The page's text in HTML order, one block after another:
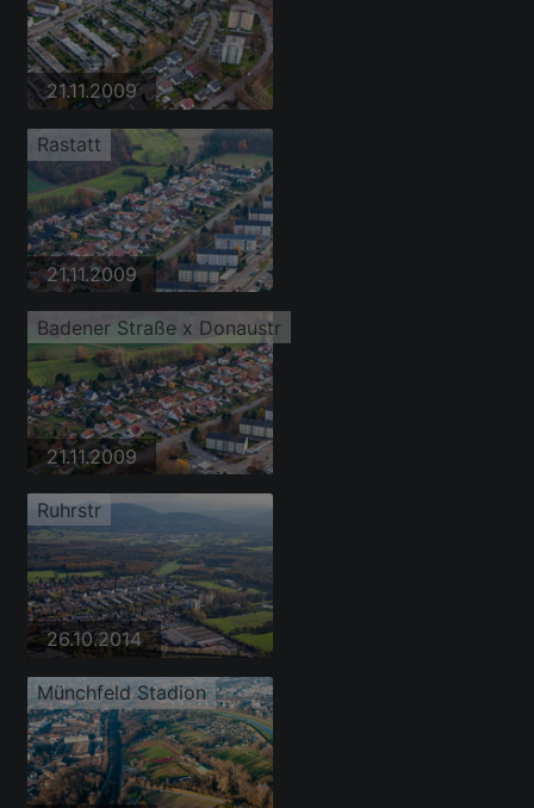
21.11.2009
Rastatt
21.11.2009
Badener Straße x Donaustr
21.11.2009
Ruhrstr
26.10.2014
Münchfeld Stadion